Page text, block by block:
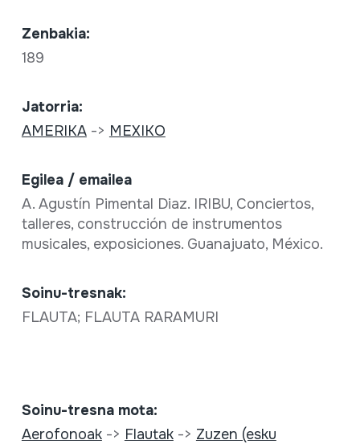
Zenbakia:
189
Jatorria:
AMERIKA-> MEXIKO
Egilea / emailea
A. Agustín Pimental Diaz. IRIBU, Conciertos,
talleres, construcción de instrumentos
musicales, exposiciones. Guanajuato, México.
Soinu-tresnak:
FLAUTA; FLAUTA RARAMURI
Soinu-tresna mota:
Aerofonoak-> Flautak-> Zuzen (esku